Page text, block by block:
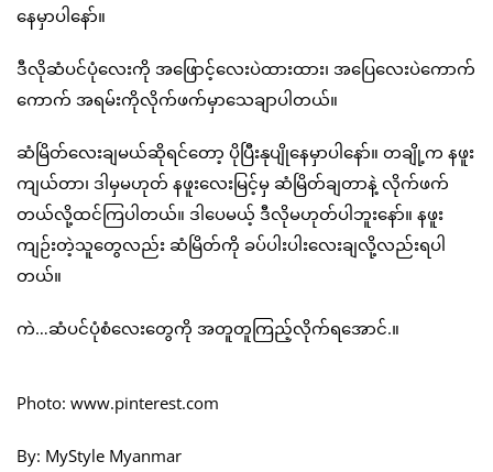
နေမှာပါနော်။
ဒီလိုဆံပင်ပုံလေးကို အဖြောင့်လေးပဲထားထား၊ အပြေလေးပဲကောက်
ကောက် အရမ်းကိုလိုက်ဖက်မှာသေချာပါတယ်။
ဆံမြိတ်လေးချမယ်ဆိုရင်တော့ ပိုပြီးနုပျိုနေမှာပါနော်။ တချို့က နဖူး
ကျယ်တာ၊ ဒါမှမဟုတ် နဖူးလေးမြင့်မှ ဆံမြိတ်ချတာနဲ့ လိုက်ဖက်
တယ်လို့ထင်ကြပါတယ်။ ဒါပေမယ့် ဒီလိုမဟုတ်ပါဘူးနော်။ နဖူး
ကျဉ်းတဲ့သူတွေလည်း ဆံမြိတ်ကို ခပ်ပါးပါးလေးချလို့လည်းရပါ
တယ်။
ကဲ…ဆံပင်ပုံစံလေးတွေကို အတူတူကြည့်လိုက်ရအောင်.။
Photo: www.pinterest.com
By: MyStyle Myanmar